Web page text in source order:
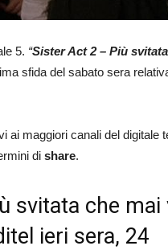
5. “Sister Act 2 – Più
sfida del sabato sera
ai maggiori canali del digitale
di share.
svitata che mai
ieri sera, 24